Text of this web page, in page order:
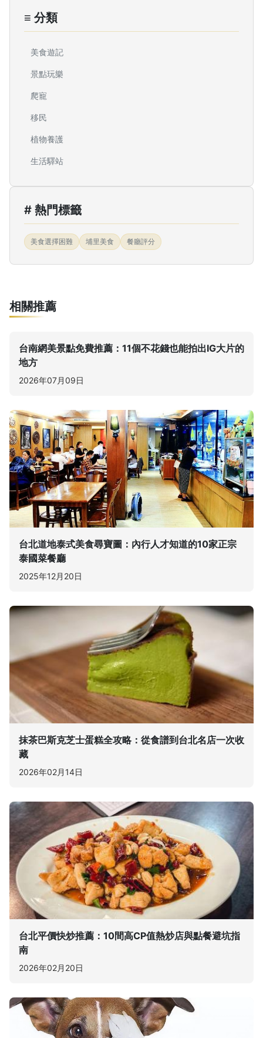
≡ 分類
美食遊記
景點玩樂
爬寵
移民
植物養護
生活驛站
# 熱門標籤
美食選擇困難 埔里美食 餐廳評分
相關推薦
台南網美景點免費推薦：11個不花錢也能拍出IG大片的
地方
2026年07月09日
台北道地泰式美食尋寶圖：內行人才知道的10家正宗
泰國菜餐廳
2025年12月20日
抹茶巴斯克芝士蛋糕全攻略：從食譜到台北名店一次收
藏
2026年02月14日
台北平價快炒推薦：10間高CP值熱炒店與點餐避坑指
南
2026年02月20日